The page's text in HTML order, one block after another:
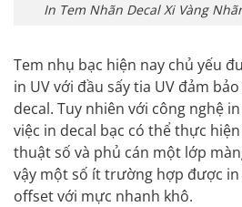
In Tem Nhãn Decal Xi Vàng
Tem nhụ bạc hiện nay chủ yếu
in UV với đầu sấy tia UV đảm
decal. Tuy nhiên với công nghệ
việc in decal bạc có thể thực
thuật số và phủ cán một lớp
vậy một số ít trường hợp được in
offset với mực nhanh khô.